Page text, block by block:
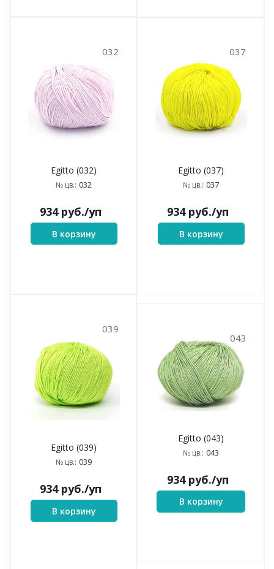
032
Egitto (032)
№ цв.: 032
934руб./уп
В корзину
037
Egitto (037)
№ цв.: 037
934руб./уп
В корзину
039
Egitto (039)
№ цв.: 039
934руб./уп
В корзину
043
Egitto (043)
№ цв.: 043
934руб./уп
В корзину